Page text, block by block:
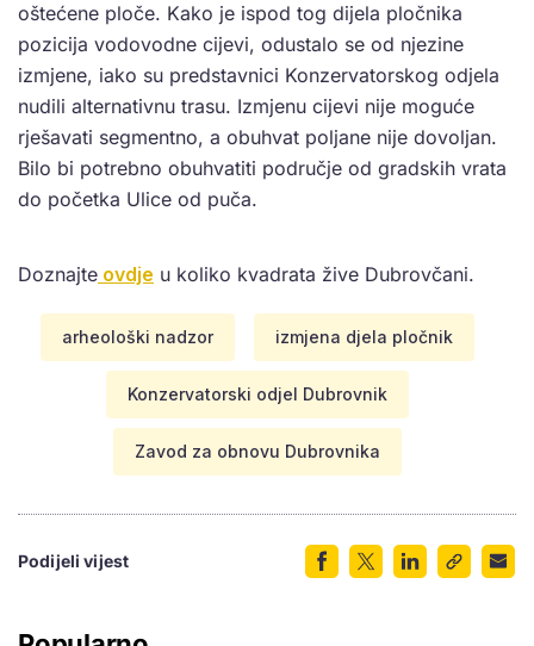
oštećene ploče. Kako je ispod tog dijela pločnika
pozicija vodovodne cijevi, odustalo se od njezine
izmjene, iako su predstavnici Konzervatorskog odjela
nudili alternativnu trasu. Izmjenu cijevi nije moguće
rješavati segmentno, a obuhvat poljane nije dovoljan.
Bilo bi potrebno obuhvatiti područje od gradskih vrata
do početka Ulice od puča.
Doznajte ovdje u koliko kvadrata žive Dubrovčani.
arheološki nadzor izmjena djela pločnik
Konzervatorski odjel Dubrovnik
Zavod za obnovu Dubrovnika
Podijeli vijest